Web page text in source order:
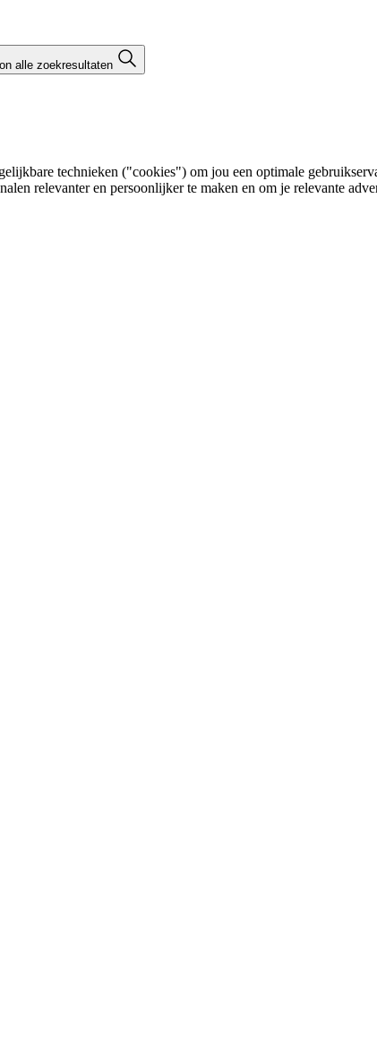
alle zoekresultaten
technieken ("cookies") om jou een optimale
relevanter en persoonlijker te maken en om je relevante